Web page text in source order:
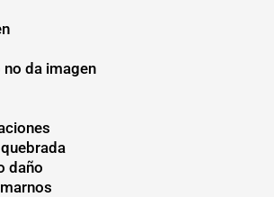
da imagen
daño